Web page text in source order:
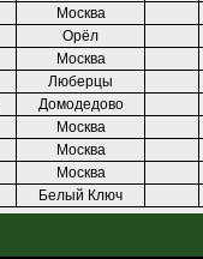
Москва
Орёл
Москва
Люберцы
Домодедово
Москва
Москва
Москва
Белый Ключ